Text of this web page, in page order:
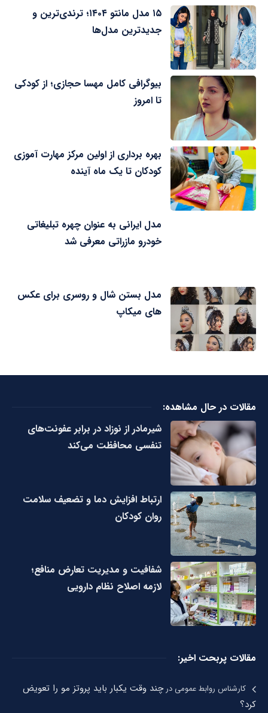
۱۵ مدل مانتو ۱۴۰۴؛ ترندی‌ترین و
جدیدترین مدل‌ها
بیوگرافی کامل مهسا حجازی؛ از کودکی
تا امروز
بهره برداری از اولین مرکز مهارت آموزی
کودکان تا یک ماه آینده
مدل ایرانی به عنوان چهره تبلیغاتی
خودرو مازراتی معرفی شد
مدل بستن شال و روسری برای عکس
های میکاپ
مقالات در حال مشاهده:
شیرمادر از نوزاد در برابر عفونت‌های
تنفسی محافظت می‌کند
ارتباط افزایش دما و تضعیف سلامت
روان کودکان
شفافیت و مدیریت تعارض منافع؛
لازمه اصلاح نظام دارویی
مقالات پربحت اخیر:
کارشناس روابط عمومیدرچند وقت یکبار باید پروتز مو را تعویض
کرد؟